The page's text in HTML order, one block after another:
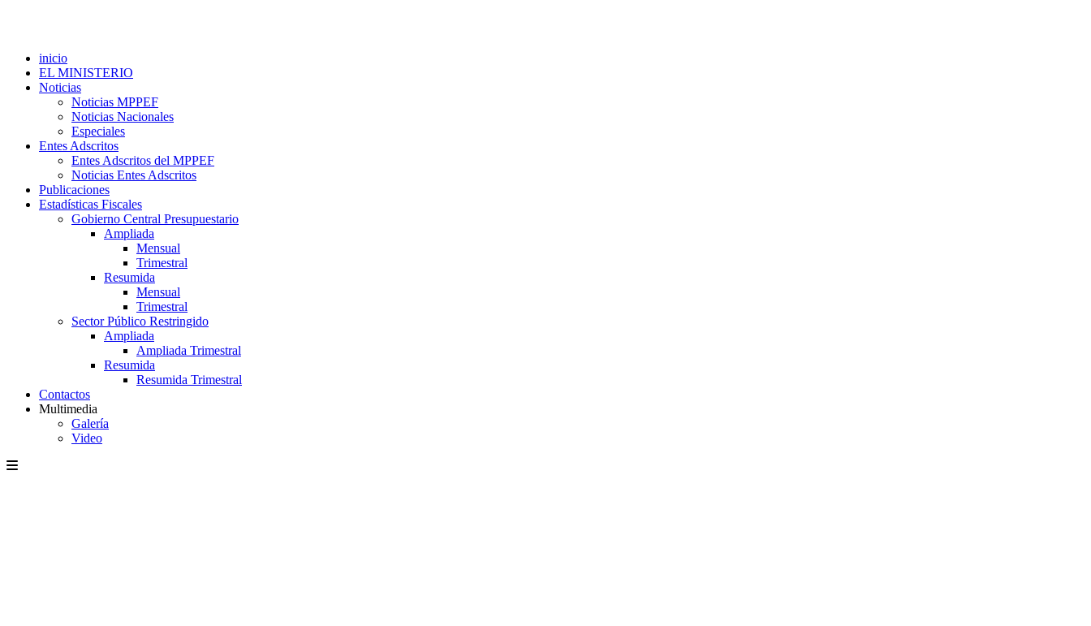
inicio
EL MINISTERIO
Noticias
Noticias MPPEF
Noticias Nacionales
Especiales
Entes Adscritos
Entes Adscritos del MPPEF
Noticias Entes Adscritos
Publicaciones
Estadísticas Fiscales
Gobierno Central Presupuestario
Ampliada
Mensual
Trimestral
Resumida
Mensual
Trimestral
Sector Público Restringido
Ampliada
Ampliada Trimestral
Resumida
Resumida Trimestral
Contactos
Multimedia
Galería
Video